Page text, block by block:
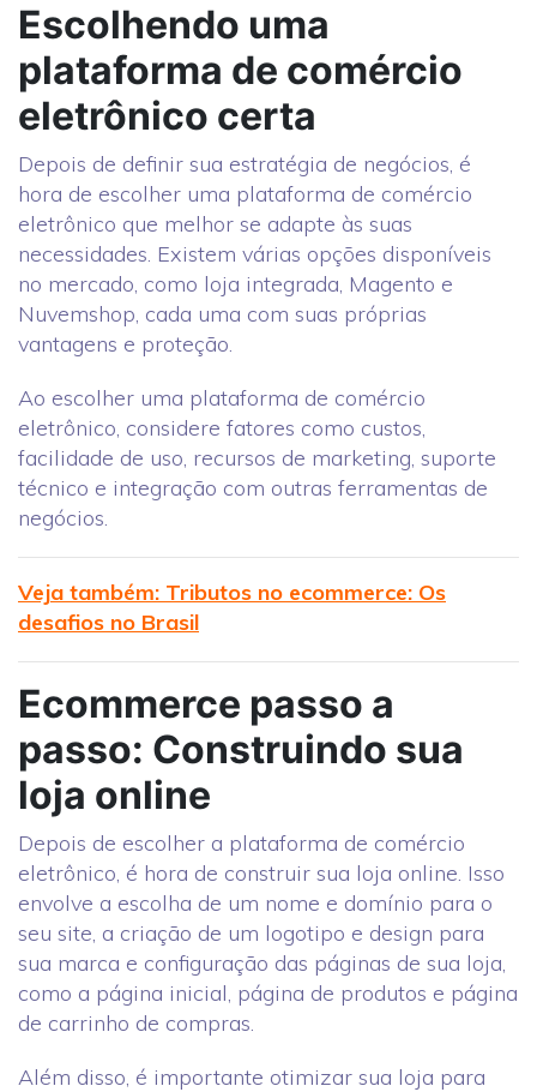
Escolhendo uma
plataforma de comércio
eletrônico certa
Depois de definir sua estratégia de negócios, é
hora de escolher uma plataforma de comércio
eletrônico que melhor se adapte às suas
necessidades. Existem várias opções disponíveis
no mercado, como loja integrada, Magento e
Nuvemshop, cada uma com suas próprias
vantagens e proteção.
Ao escolher uma plataforma de comércio
eletrônico, considere fatores como custos,
facilidade de uso, recursos de marketing, suporte
técnico e integração com outras ferramentas de
negócios.
Veja também: Tributos no ecommerce: Os
desafios no Brasil
Ecommerce passo a
passo: Construindo sua
loja online
Depois de escolher a plataforma de comércio
eletrônico, é hora de construir sua loja online. Isso
envolve a escolha de um nome e domínio para o
seu site, a criação de um logotipo e design para
sua marca e configuração das páginas de sua loja,
como a página inicial, página de produtos e página
de carrinho de compras.
Além disso, é importante otimizar sua loja para